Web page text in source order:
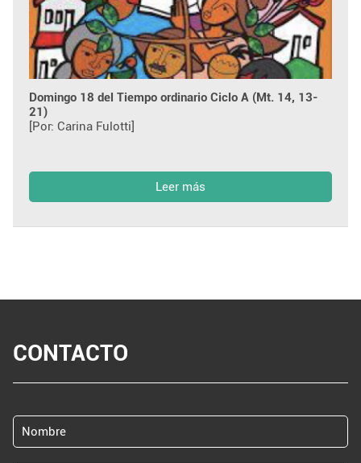
Domingo 18 del Tiempo ordinario Ciclo A (Mt. 14, 13-
21)
[Por: Carina Fulotti]
Leer más
CONTACTO